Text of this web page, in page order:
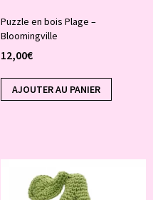
Puzzle en bois Plage –
Bloomingville
12,00€
AJOUTER AU PANIER